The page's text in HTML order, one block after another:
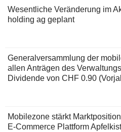
Wesentliche Veränderung im
holding ag geplant
Generalversammlung der
allen Anträgen des
Dividende von CHF 0.90
Mobilezone stärkt
E-Commerce Plattform